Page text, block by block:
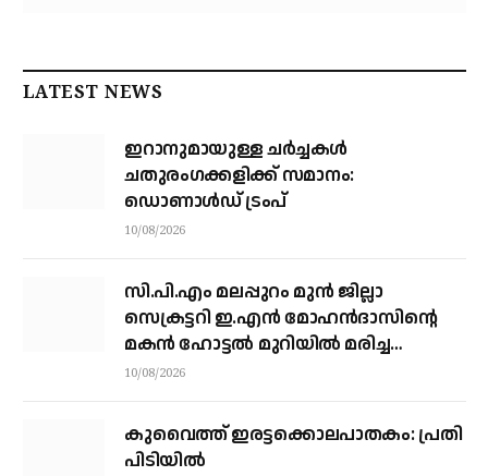
LATEST NEWS
ഇറാനുമായുള്ള ചർച്ചകൾ
ചതുരംഗക്കളിക്ക് സമാനം:
ഡൊണാൾഡ് ട്രംപ്
10/08/2026
സി.പി.എം മലപ്പുറം മുൻ ജില്ലാ
സെക്രട്ടറി ഇ.എൻ മോഹൻദാസിന്റെ
മകൻ ഹോട്ടൽ മുറിയിൽ മരിച്ച
നിലയിൽ
10/08/2026
കുവൈത്ത് ഇരട്ടക്കൊലപാതകം: പ്രതി
പിടിയിൽ